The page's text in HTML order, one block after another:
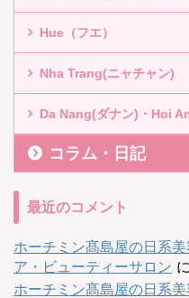
Hue（フエ）
Nha Trang(ニャチャン)
Da Nang(ダナン)・Hoi
コラム・日記
最近のコメント
ホーチミン髙島屋の日系
ア・ビューティーサロン に
ホーチミン髙島屋の日系